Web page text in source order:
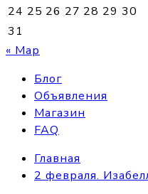
24 25 26 27 28 29 30
31
« Мар
Блог
Объявления
Магазин
FAQ
Главная
2 февраля.